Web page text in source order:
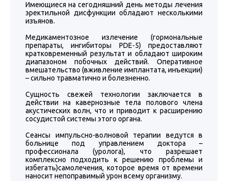
Имеющиеся на сегодняшний день методы лечения
эректильной дисфункции обладают несколькими
изъянов.
Медикаментозное излечение (гормональные
препараты, ингибиторы PDE-5) предоставляют
кратковременный результат и обладают широким
диапазоном побочных действий. Оперативное
вмешательство (вживление имплантата, инъекции)
– сильно травматично и болезненно.
Сущность свежей технологии заключается в
действии на кавернозные тела полового члена
акустических волн, что и приводит к расширению
сосудистой системы этого органа.
Сеансы импульсно-волновой терапии ведутся в
больнице под управлением доктора –
профессионала (уролога), что разрешает
комплексно подходить к решению проблемы и
избегать)самолечения, которое время от времени
наносит непоправимый урон всему организму.